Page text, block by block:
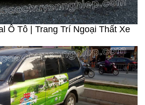
Ô Tô | Trang Trí Ngoại Thất Xe